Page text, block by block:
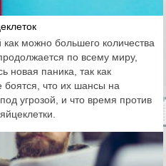
можно большего количества
по всему миру,
новая паника, так как
что их шансы на
угрозой, и что время против